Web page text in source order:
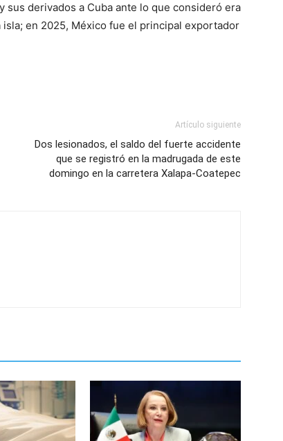
derivados a Cuba ante lo que consideró era
en 2025, México fue el principal exportador
Artículo siguiente
Dos lesionados, el saldo del fuerte accidente
que se registró en la madrugada de este
domingo en la carretera Xalapa-Coatepec